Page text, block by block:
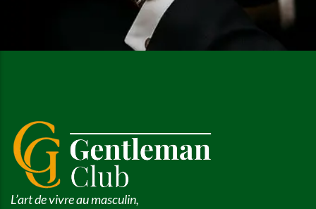
L’art de vivre au masculin,